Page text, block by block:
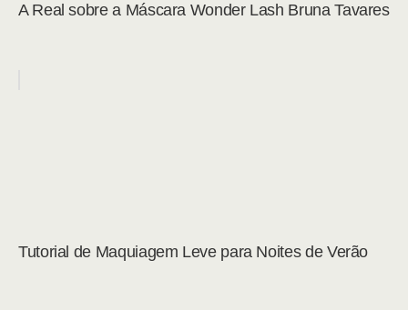
A Real sobre a Máscara Wonder Lash Bruna Tavares
Tutorial de Maquiagem Leve para Noites de Verão